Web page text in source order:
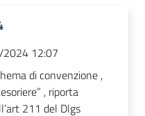
12:07
di convenzione ,
, riporta
211 del Dlgs